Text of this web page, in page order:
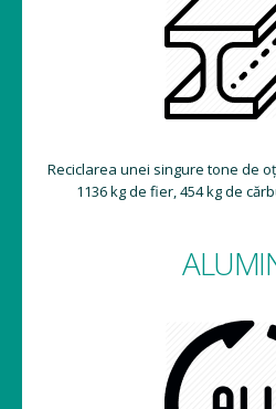
Reciclarea unei singure tone de
1136 kg de fier, 454 kg de